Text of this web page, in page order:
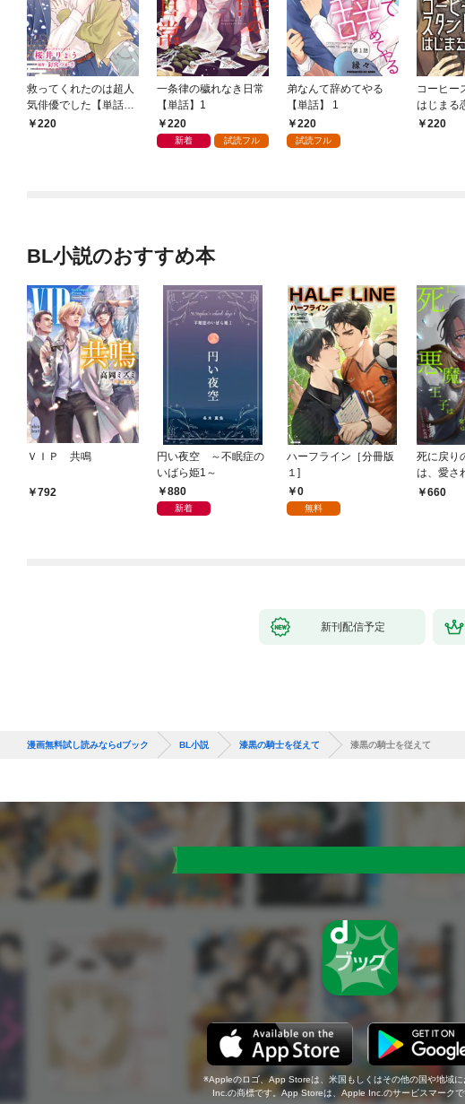
救ってくれたのは超人
気俳優でした【単話】
1 220
一条律の穢れなき日常
【単話】1
220
新着 試読フル
弟なんて辞めてやる
【単話】 1
220
試読フル
コーヒー
はじまる
1 220
BL小説のおすすめ本
ＶＩＰ 共鳴
792
円い夜空 ～不眠症の
いばら姫1～
880
新着
ハーフライン［分冊版
１]
0
無料
死に戻り
は、愛さ
験をはじ
660
新刊配信予定
漫画無料試し読みならdブック BL小説 漆黒の騎士を従えて 漆黒の騎士を従えて
Appleのロゴ、App Storeは、米国もしくはその他の国や地域
Inc.の商標です。App Storeは、Apple Inc.のサービスマークで